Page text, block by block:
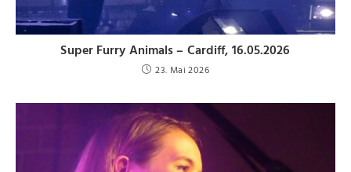
Super Furry Animals – Cardiff, 16.05.2026
23. Mai 2026